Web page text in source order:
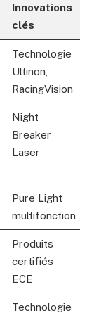
Innovations
clés
Technologie
Ultinon,
RacingVision
Night
Breaker
Laser
Pure Light
multifonction
Produits
certifiés
ECE
Technologie